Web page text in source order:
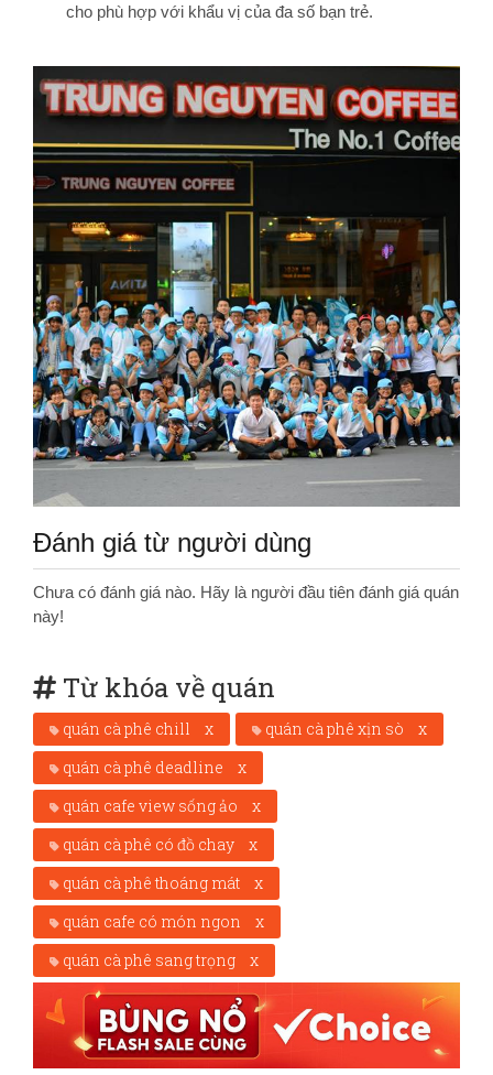
cho phù hợp với khẩu vị của đa số bạn trẻ.
Đánh giá từ người dùng
Chưa có đánh giá nào. Hãy là người đầu tiên đánh giá quán
này!
Từ khóa về quán
quán cà phê chill x quán cà phê xịn sò
x
quán cà phê deadline
x
quán cafe view sống ảo
x
quán cà phê có đồ chay
x
quán cà phê thoáng mát
x
quán cafe có món ngon
x
quán cà phê sang trọng
x